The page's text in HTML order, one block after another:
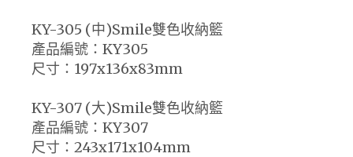
KY-305 (中)Smile雙色收納籃
產品編號：KY305
尺寸：197x136x83mm
KY-307 (大)Smile雙色收納籃
產品編號：KY307
尺寸：243x171x104mm